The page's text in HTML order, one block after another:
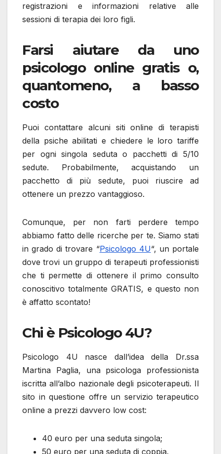
registrazioni e informazioni relative alle
sessioni di terapia dei loro figli.
Farsi aiutare da uno
psicologo online gratis o,
quantomeno, a basso
costo
Puoi contattare alcuni siti online di terapisti
della psiche abilitati e chiedere le loro tariffe
per ogni singola seduta o pacchetti di 5/10
sedute. Probabilmente, acquistando un
pacchetto di più sedute, puoi riuscire ad
ottenere un prezzo vantaggioso.
Comunque, per non farti perdere tempo
abbiamo fatto delle ricerche per te. Siamo stati
in grado di trovare “Psicologo 4U“, un portale
dove trovi un gruppo di terapeuti professionisti
che ti permette di ottenere il primo consulto
conoscitivo totalmente GRATIS, e questo non
è affatto scontato!
Chi è Psicologo 4U?
Psicologo 4U nasce dall’idea della Dr.ssa
Martina Paglia, una psicologa professionista
iscritta all’albo nazionale degli psicoterapeuti. Il
sito in questione offre un servizio terapeutico
online a prezzi davvero low cost:
40 euro per una seduta singola;
50 euro per una seduta di coppia.